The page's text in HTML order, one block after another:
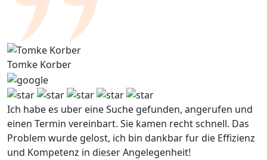
Tomke Korber
Ich habe es uber eine Suche gefunden, angerufen und
einen Termin vereinbart. Sie kamen recht schnell. Das
Problem wurde gelost, ich bin dankbar fur die Effizienz
und Kompetenz in dieser Angelegenheit!